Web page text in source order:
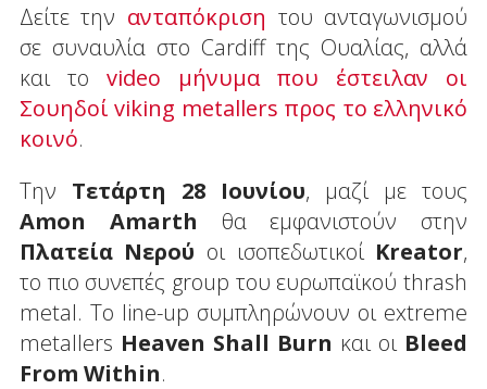
Δείτε την ανταπόκριση του ανταγωνισμού
σε συναυλία στο Cardiff της Ουαλίας, αλλά
και το video μήνυμα που έστειλαν οι
Σουηδοί viking metallers προς το ελληνικό
κοινό.
Την Τετάρτη 28 Ιουνίου, μαζί με τους
Amon Amarth θα εμφανιστούν στην
Πλατεία Νερού οι ισοπεδωτικοί Kreator,
το πιο συνεπές group του ευρωπαϊκού thrash
metal. Το line-up συμπληρώνουν οι extreme
metallers Heaven Shall Burn και οι Bleed
From Within.